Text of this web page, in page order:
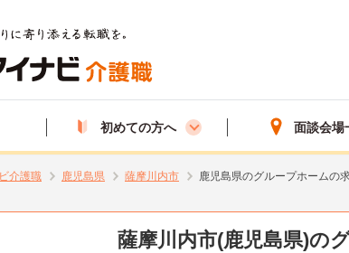
初めての方へ 面談会場
介護職 鹿児島県 薩摩川内市 鹿児島県のグループホームの
薩摩川内市(鹿児島県)の